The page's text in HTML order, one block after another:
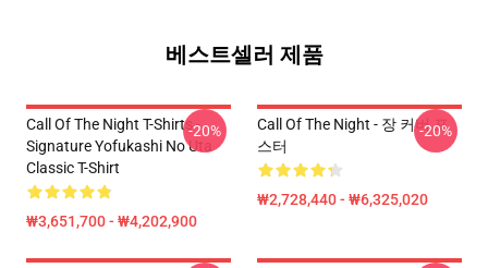
베스트셀러 제품
Call Of The Night T-Shirts -
Signature Yofukashi No Uta
Classic T-Shirt
₩3,651,700 - ₩4,202,900
-20%
Call Of The Night - 장 커버 포
스터
₩2,728,440 - ₩6,325,020
-20%